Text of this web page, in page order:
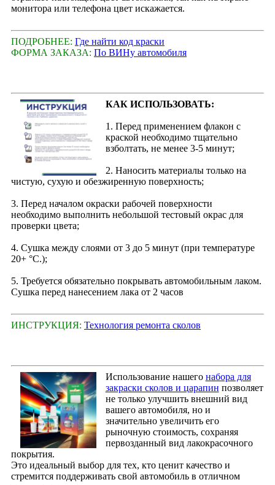
монитора или телефона цвет искажается.
ПОДРОБНЕЕ: Где найти код краски
ФОРМА ЗАКАЗА: По ВИНу автомобиля
КАК ИСПОЛЬЗОВАТЬ:
1. Перед применением флакон с
краской необходимо тщательно
взболтать, не менее 3-5 минут;
2. Наносить материалы только на
чистую, сухую и обезжиренную поверхность;
3. Перед началом окраски рабочей поверхности
необходимо выполнить небольшой тестовый окрас для
проверки цвета;
4. Сушка между слоями от 3 до 5 минут (при температуре
20+ °С.);
5. Требуется обязательно покрывать автомобильным лаком.
Сушка перед нанесением лака от 2 часов
ИНСТРУКЦИЯ: Технология ремонта сколов
Использование нашего набора для
закраски сколов и царапин позволяет
не только улучшить внешний вид
вашего автомобиля, но и
значительно увеличить его
рыночную стоимость, сохраняя
первозданный вид лакокрасочного
покрытия.
Это идеальный выбор для тех, кто ценит качество и
стремится поддерживать свой автомобиль в отличном